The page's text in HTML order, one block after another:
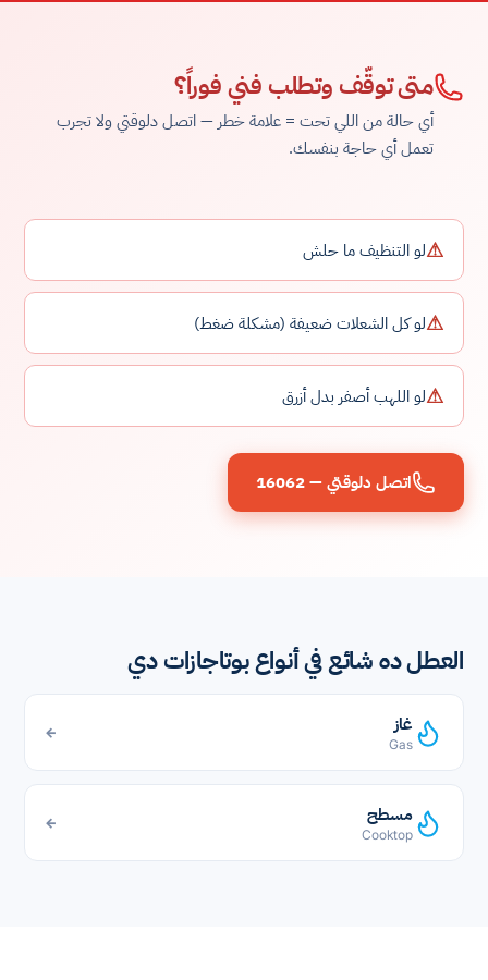
متى توقّف وتطلب فني فوراً؟
أي حالة من اللي تحت = علامة خطر — اتصل دلوقتي ولا تجرب
تعمل أي حاجة بنفسك.
⚠لو التنظيف ما حلش
⚠لو كل الشعلات ضعيفة (مشكلة ضغط)
⚠لو اللهب أصفر بدل أزرق
اتصل دلوقتي — 16062
العطل ده شائع في أنواع بوتاجازات دي
غاز
Gas
←
مسطح
Cooktop
←